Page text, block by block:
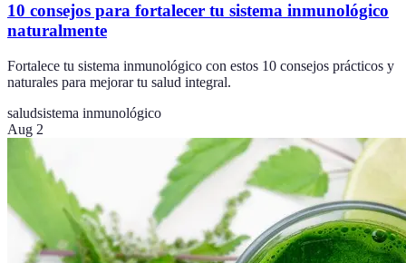
10 consejos para fortalecer tu sistema inmunológico
naturalmente
Fortalece tu sistema inmunológico con estos 10 consejos prácticos y
naturales para mejorar tu salud integral.
saludsistema inmunológico
Aug 2